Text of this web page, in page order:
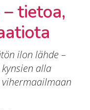
tietoa,
ilon lähde –
alla